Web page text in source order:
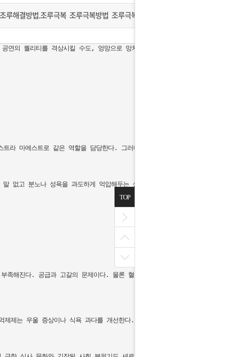
조루해결방법.조루극복 조루극복방법 조루극복법
연의 퀄리티를 격상시킬 수도, 엉망으로 망치게 할 수도 있다. 그를 가리
트라 마에스트로 같은 역할을 담당한다. 그러니 마에스트로(세로토
없고 분노나 성욕을 과도하게 억압해두는 성격의 남성 또한 경계하
족해진다. 공급과 고갈의 문제이다. 물론 혈관도 발기 장애도 복합적으로
제는 우울 증상이나 식욕 과다를 개선한다. 그러나 꼭 어떤 약물에만
TOP